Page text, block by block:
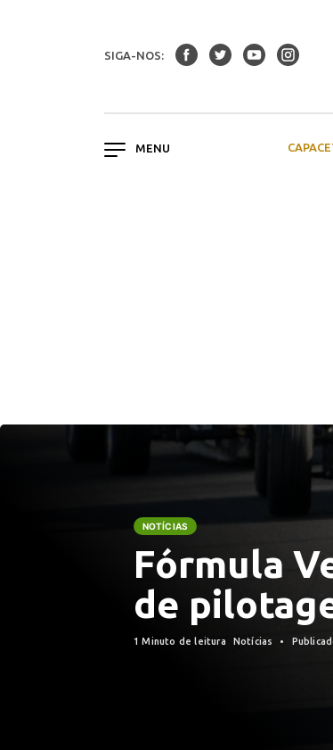
SIGA-NOS:
NOTÍCIAS
Fórmula
de
1 Minuto de leitura Notícias